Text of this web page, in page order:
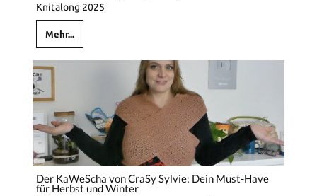
Knitalong 2025
Mehr...
Der KaWeScha von CraSy Sylvie: Dein Must-Have
für Herbst und Winter